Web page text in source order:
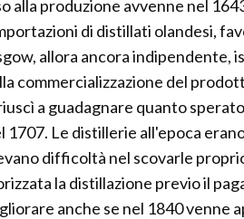
alla produzione avvenne nel
di distillati olandesi,
allora ancora indipendente,
commercializzazione del
a guadagnare quanto
1707. Le distillerie all'epoca
difficoltà nel scovarle
la distillazione previo il
anche se nel 1840 venne